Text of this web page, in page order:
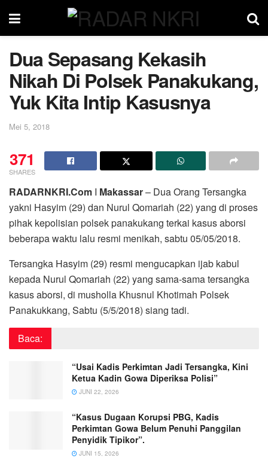
Dua Sepasang Kekasih
Nikah Di Polsek Panakukang,
Yuk Kita Intip Kasusnya
Mei 5, 2018
371
SHARES
RADARNKRI.Com I Makassar– Dua Orang Tersangka
yakni Hasyim (29) dan Nurul Qomariah (22) yang di proses
pihak kepolisian polsek panakukang terkai kasus aborsi
beberapa waktu lalu resmi menikah, sabtu 05/05/2018.
Tersangka Hasyim (29) resmi mengucapkan ijab kabul
kepada Nurul Qomariah (22) yang sama-sama tersangka
kasus aborsi, di musholla Khusnul Khotimah Polsek
Panakukkang, Sabtu (5/5/2018) siang tadi.
Baca:
“Usai Kadis Perkimtan Jadi Tersangka, Kini
Ketua Kadin Gowa Diperiksa Polisi”
JUNI 22, 2026
“Kasus Dugaan Korupsi PBG, Kadis
Perkimtan Gowa Belum Penuhi Panggilan
Penyidik Tipikor”.
JUNI 15, 2026